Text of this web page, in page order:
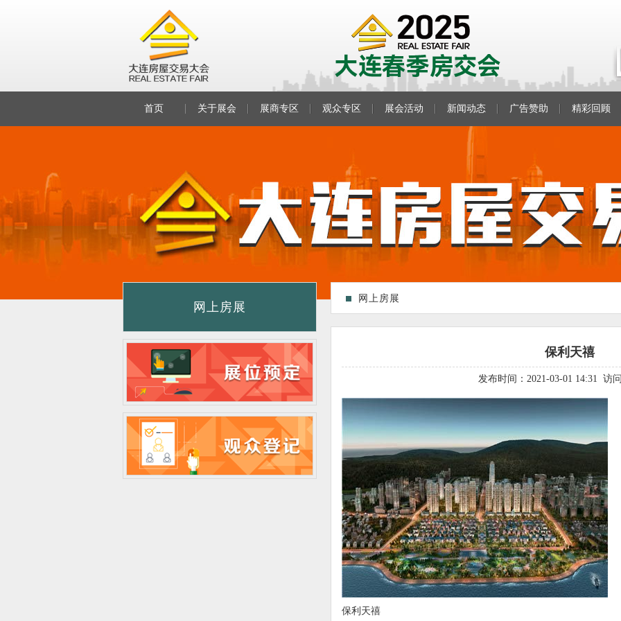
首页 关于展会 展商专区 观众专区 展会活动 新闻动态 广告赞助 精彩回顾
网上房展
网上房展
保利天禧
发布时间：2021-03-01 14:31 访问
保利天禧